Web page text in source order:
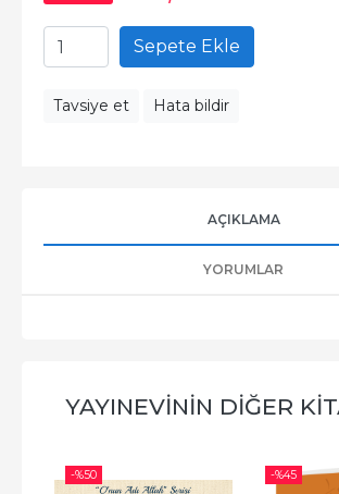
Sepete Ekle
Tavsiye et Hata bildir
AÇIKLAMA
YORUMLAR
YAYINEVININ DIĞER
-%50 -%45